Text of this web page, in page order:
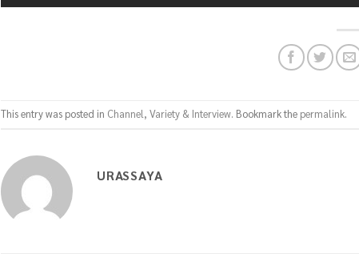
This entry was posted in Channel, Variety & Interview. Bookmark the permalink.
URASSAYA